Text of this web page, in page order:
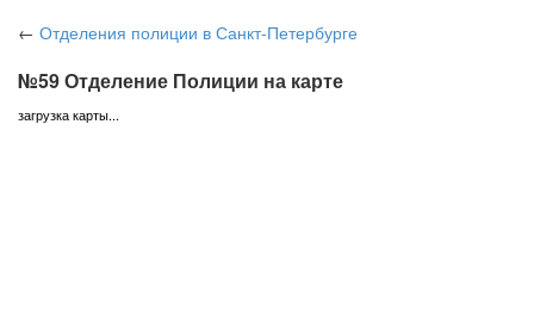
← Отделения полиции в Санкт-Петербурге
№59 Отделение Полиции на карте
загрузка карты...